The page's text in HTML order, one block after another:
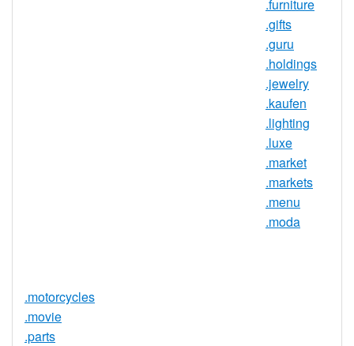
.furniture
.gifts
.guru
.holdings
.jewelry
.kaufen
.lighting
.luxe
.market
.markets
.menu
.moda
.motorcycles
.movie
.parts